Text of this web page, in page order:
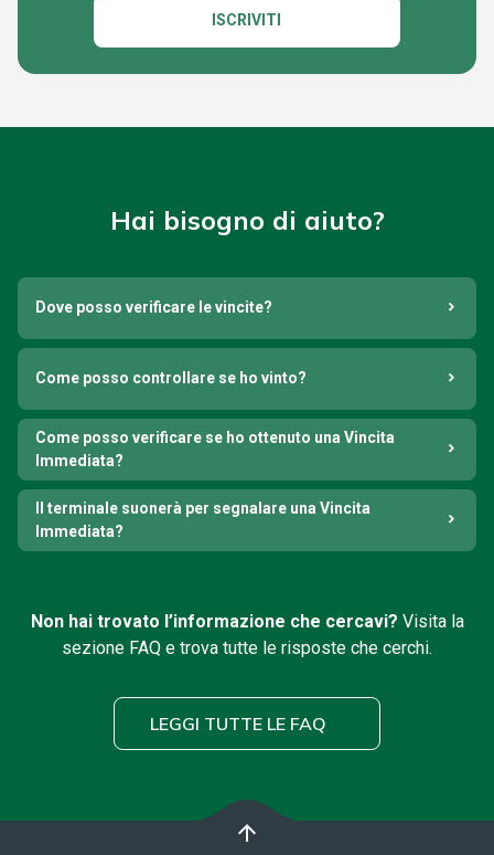
ISCRIVITI
Hai bisogno di aiuto?
Dove posso verificare le vincite?
Come posso controllare se ho vinto?
Come posso verificare se ho ottenuto una Vincita
Immediata?
Il terminale suonerà per segnalare una Vincita
Immediata?
Non hai trovato l’informazione che cercavi? Visita la
sezione FAQ e trova tutte le risposte che cerchi.
LEGGI TUTTE LE FAQ
arrow_upward